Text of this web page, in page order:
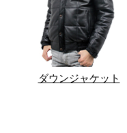
ダウンジャケット